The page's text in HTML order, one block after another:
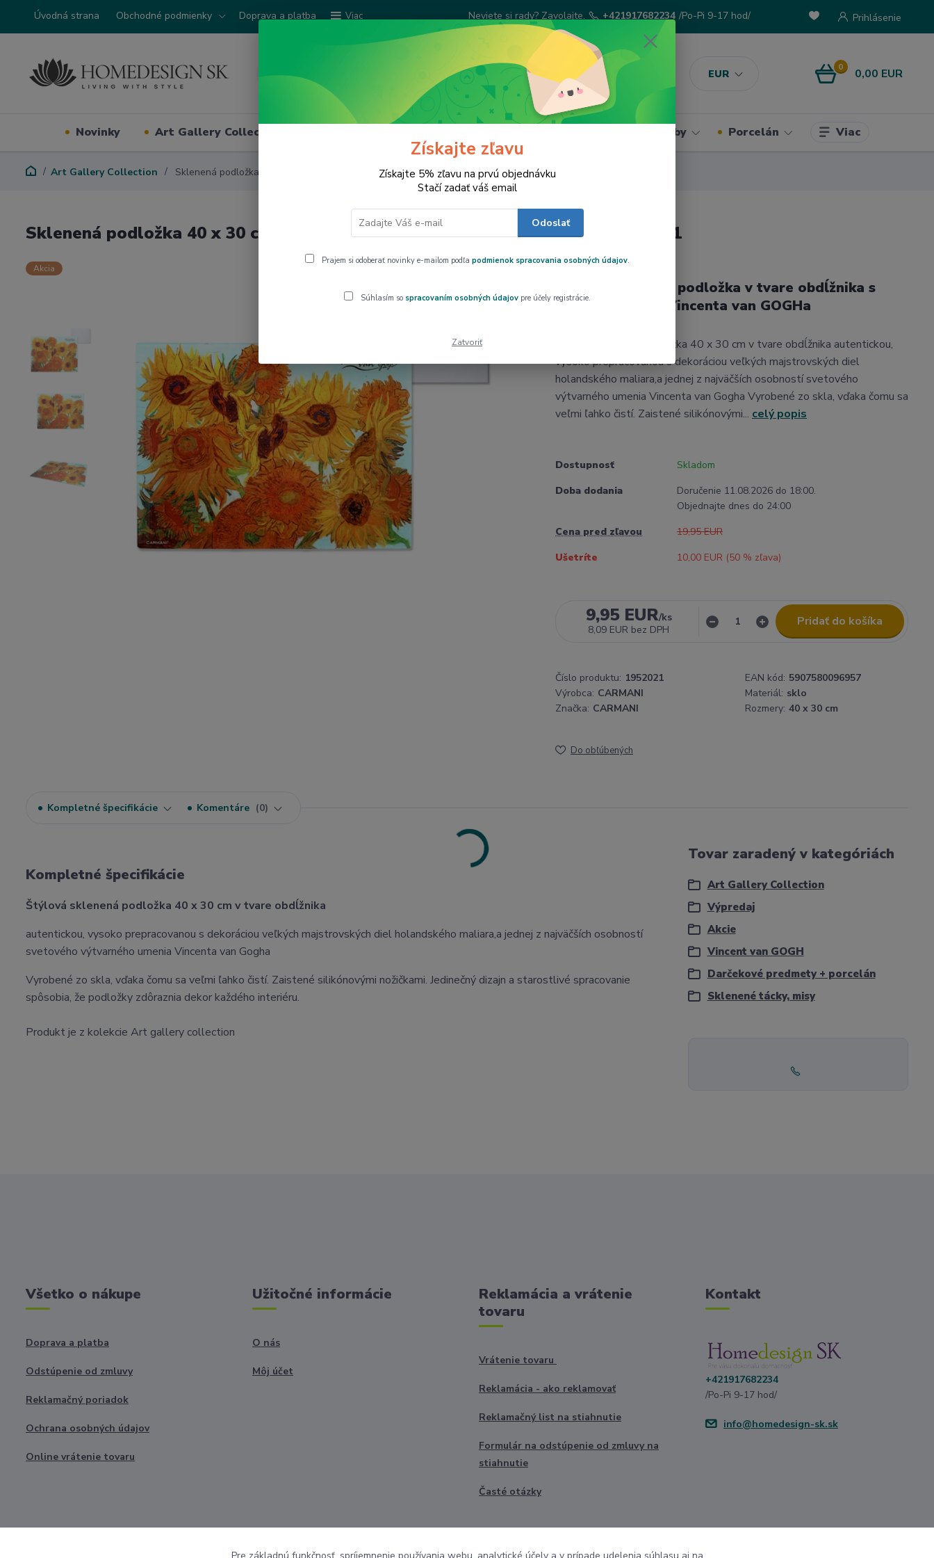
Úvodná strana Obchodné podmienky Doprava a platba Viac
EUR
Prihlásenie
Neviete si rady? Zavolajte. +421917682234 /Po-Pi 9-17 hod/
0 0,00 EUR
Novinky Art Gallery Collection Kuchynske potreby Porcelán Viac
Art Gallery Collection Sklenená podložka 40 x 30 cm Vincent van GOGH Slnečnice, CARMANI, 1952021
Sklenená podložka 40 x 30 cm Vincent van GOGH Slnečnice, CARMANI, 1952021
Akcia
Štýlová sklenená podložka v tvare obdĺžnika s
motívom maľby Vincenta van GOGHa
Štýlová sklenená podložka 40 x 30 cm v tvare obdĺžnika autentickou,
vysoko prepracovanou s dekoráciou veľkých majstrovských diel
holandského maliara,a jednej z najväčších osobností svetového
výtvarného umenia Vincenta van Gogha Vyrobené zo skla, vďaka čomu sa
veľmi ľahko čistí. Zaistené silikónovými... celý popis
Dostupnosť
Skladom
Doba dodania
Doručenie 11.08.2026 do 18:00.
Objednajte dnes do 24:00
Cena pred zľavou
19,95 EUR
Ušetríte
10,00 EUR (50 % zľava)
9,95 EUR/ks
8,09 EUR bez DPH
Pridať do košíka
Číslo produktu: 1952021 EAN kód: 5907580096957
Výrobca: CARMANI Materiál: sklo
Značka: CARMANI Rozmery: 40 x 30 cm
Do obľúbených
Kompletné špecifikácie Komentáre 0
Kompletné špecifikácie
Štýlová sklenená podložka 40 x 30 cm v tvare obdĺžnika
autentickou, vysoko prepracovanou s dekoráciou veľkých majstrovských diel holandského maliara,a jednej z najväčších osobností
svetového výtvarného umenia Vincenta van Gogha
Vyrobené zo skla, vďaka čomu sa veľmi ľahko čistí. Zaistené silikónovými nožičkami. Jedinečný dizajn a starostlivé spracovanie
spôsobia, že podložky zdôraznia dekor každého interiéru.
Produkt je z kolekcie Art gallery collection
Tovar zaradený v kategóriách
Art Gallery Collection
Výpredaj
Akcie
Vincent van GOGH
Darčekové predmety + porcelán
Sklenené tácky, misy
Všetko o nákupe
Doprava a platba
Odstúpenie od zmluvy
Reklamačný poriadok
Ochrana osobných údajov
Online vrátenie tovaru
Užitočné informácie
O nás
Môj účet
Reklamácia a vrátenie
tovaru
Vrátenie tovaru
Reklamácia - ako reklamovať
Reklamačný list na stiahnutie
Formulár na odstúpenie od zmluvy na
stiahnutie
Časté otázky
Kontakt
+421917682234
/Po-Pi 9-17 hod/
info@homedesign-sk.sk
Získajte zľavu
Získajte 5% zľavu na prvú objednávku
Stačí zadať váš email
Odoslať
Prajem si odoberať novinky e-mailom podľa podmienok spracovania osobných údajov.
Súhlasím so spracovaním osobných údajovpre účely registrácie.
Zatvoriť